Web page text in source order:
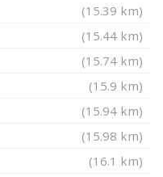
(15.39 km)
(15.44 km)
(15.74 km)
(15.9 km)
(15.94 km)
(15.98 km)
(16.1 km)